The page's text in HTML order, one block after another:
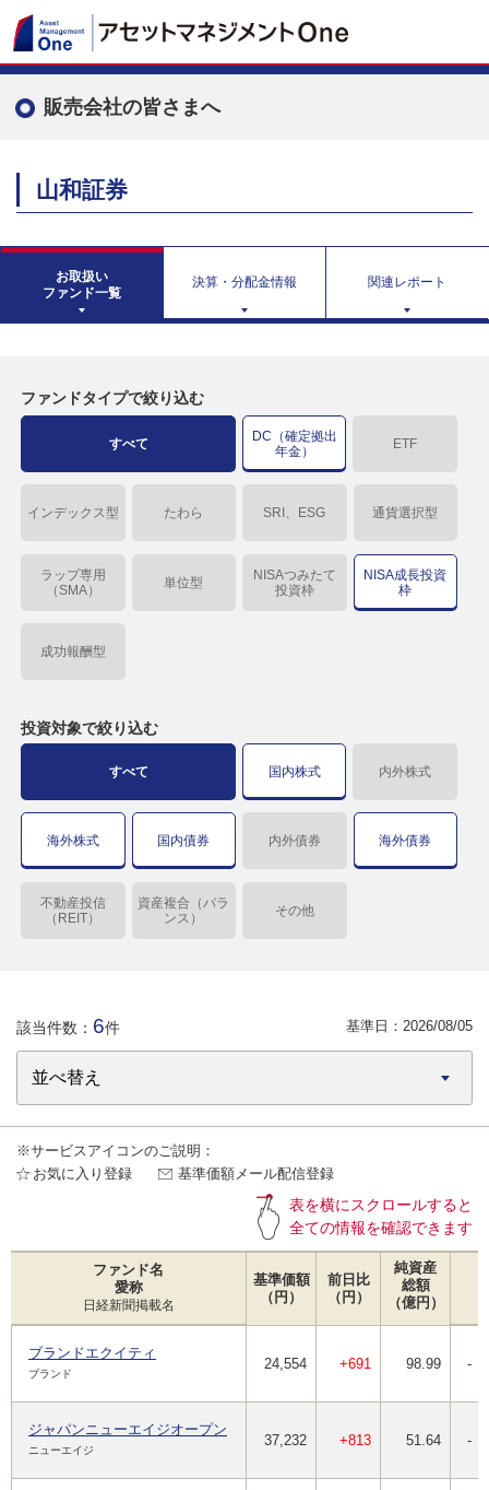
販売会社の皆さまへ
山和証券
お取扱い
ファンド一覧
決算・分配金情報 関連レポート
ファンドタイプで絞り込む
すべて
DC（確定拠出
年金）
ETF
インデックス型 たわら SRI、ESG 通貨選択型
ラップ専用
（SMA）
単位型
NISAつみたて
投資枠
NISA成長投資
枠
成功報酬型
投資対象で絞り込む
すべて 国内株式 内外株式
海外株式 国内債券 内外債券 海外債券
不動産投信
（REIT）
資産複合（バラ
ンス）
その他
該当件数： 6件 基準日： 2026/08/05
※サービスアイコンのご説明：
お気に入り登録
基準価額メール配信登録
表を横にスクロールすると
全ての情報を確認できます
ファンド名
愛称
日経新聞掲載名
基準価額
（円）
前日比
（円）
純資産
総額
（億円）
ブランドエクイティ
ブランド
24,554 +691 98.99 -
ジャパンニューエイジオープン
ニューエイジ
37,232 +813 51.64 -